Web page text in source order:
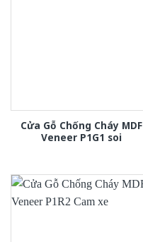
Cửa Gỗ Chống Cháy MDF
Veneer P1G1 soi